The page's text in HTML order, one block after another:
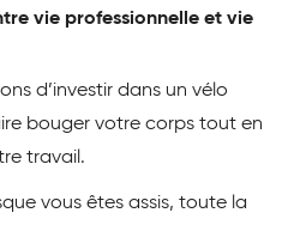
vie professionnelle et vie
d’investir dans un vélo
bouger votre corps tout en
travail.
vous êtes assis, toute la